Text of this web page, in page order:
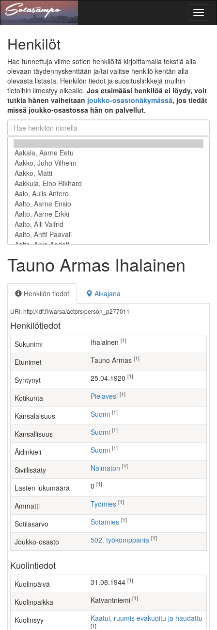
Henkilöt
Hae tunnettuja viime sotien henkilöitä kirjoittamalla tekstiä alla
olevaan täydennyskenttään ja/tai valitse henkilö kentän alla
olevasta listasta. Henkilön tiedot ja suosituslinkkejä muihin
tietoihin ilmestyy oikealle. Jos etsimääsi henkilöä ei löydy, voit
tutkia hänen vaiheitaan joukko-osastonäkymässä, jos tiedät
missä joukko-osastossa hän on palvellut.
Tauno Armas Ihalainen
Henkilön tiedot Aikajana
URI: http://ldf.fi/warsa/actors/person_p277011
Henkilötiedot
Sukunimi Ihalainen [1]
Etunimet Tauno Armas [1]
Syntynyt 25.04.1920 [1]
Kotikunta Pielavesi [1]
Kansalaisuus Suomi [1]
Kansallisuus Suomi [1]
Äidinkieli Suomi [1]
Siviilisääty Naimaton [1]
Lasten lukumäärä [1]
Ammatti työmies [1]
Sotilasarvo Sotamies [1]
Joukko-osasto 502. työkomppania [1]
Kuolintiedot
Kuolinpäivä 31.08.1944 [1]
Kuolinpaikka Katvantniemi [1]
Kuolinsyy Kaatui, ruumis evakuoitu ja haudattu
[1]